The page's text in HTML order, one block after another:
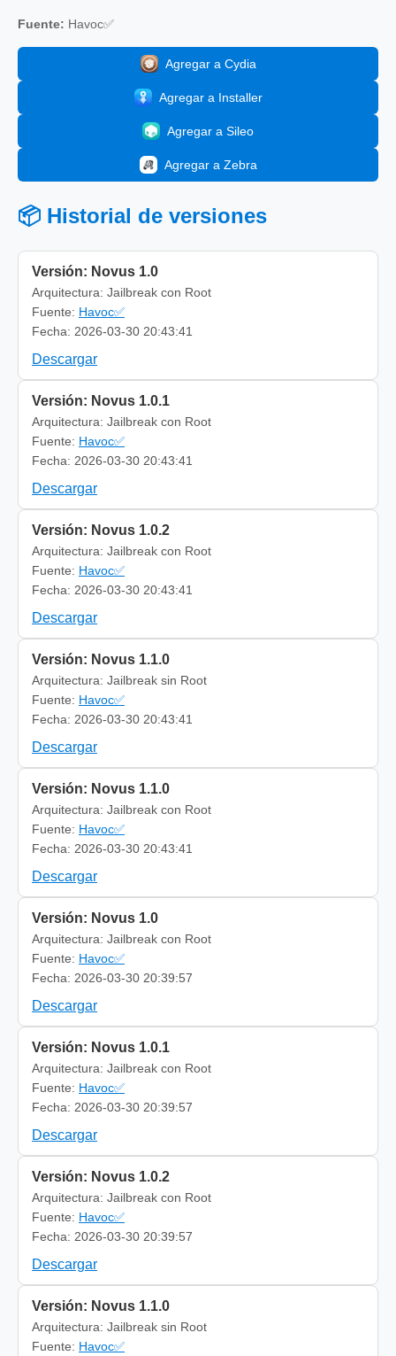
Fuente: Havoc✅
Agregar a Cydia
Agregar a Installer
Agregar a Sileo
Agregar a Zebra
📦 Historial de versiones
Versión: Novus 1.0
Arquitectura: Jailbreak con Root
Fuente: Havoc✅
Fecha: 2026-03-30 20:43:41
Descargar
Versión: Novus 1.0.1
Arquitectura: Jailbreak con Root
Fuente: Havoc✅
Fecha: 2026-03-30 20:43:41
Descargar
Versión: Novus 1.0.2
Arquitectura: Jailbreak con Root
Fuente: Havoc✅
Fecha: 2026-03-30 20:43:41
Descargar
Versión: Novus 1.1.0
Arquitectura: Jailbreak sin Root
Fuente: Havoc✅
Fecha: 2026-03-30 20:43:41
Descargar
Versión: Novus 1.1.0
Arquitectura: Jailbreak con Root
Fuente: Havoc✅
Fecha: 2026-03-30 20:43:41
Descargar
Versión: Novus 1.0
Arquitectura: Jailbreak con Root
Fuente: Havoc✅
Fecha: 2026-03-30 20:39:57
Descargar
Versión: Novus 1.0.1
Arquitectura: Jailbreak con Root
Fuente: Havoc✅
Fecha: 2026-03-30 20:39:57
Descargar
Versión: Novus 1.0.2
Arquitectura: Jailbreak con Root
Fuente: Havoc✅
Fecha: 2026-03-30 20:39:57
Descargar
Versión: Novus 1.1.0
Arquitectura: Jailbreak sin Root
Fuente: Havoc✅